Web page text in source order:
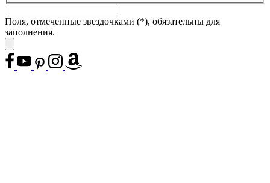
Поля, отмеченные звездочками (*), обязательны для
заполнения.